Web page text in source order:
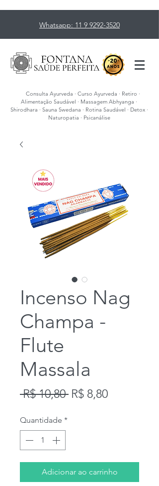
Whatsapp: 11 9 9292-3520
Consulta Ayurveda · Curso Ayurveda · Retiro ·
Alimentação Saudável · Massagem Abhyanga ·
Shirodhara · Sauna Swedana · Rotina Saudável · Detox ·
Naturopatia · Psicanálise
Incenso Nag
Champa -
Flute
Massala
R$ 10,80 Preço
R$ 8,80Preço
Quantidade *
Adicionar ao carrinho